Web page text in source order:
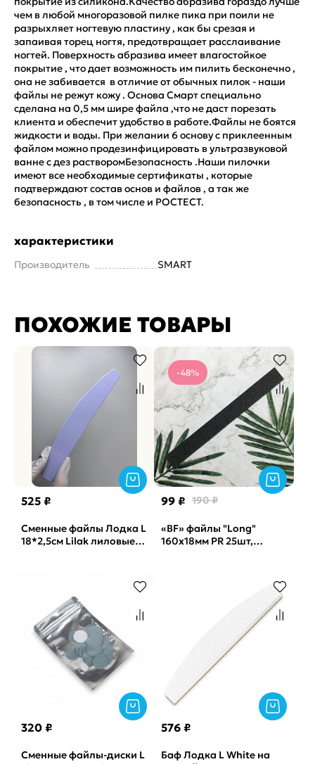
чем в любой многоразовой пилке пика при поили не
разрыхляет ногтевую пластину , как бы срезая и
запаивая торец ногтя, предотвращает расслаивание
ногтей. Поверхность абразива имеет влагостойкое
покрытие , что дает возможность им пилить бесконечно ,
она не забивается в отличие от обычных пилок - наши
файлы не режут кожу . Основа Смарт специально
сделана на 0,5 мм шире файла ,что не даст порезать
клиента и обеспечит удобство в работе.Файлы не боятся
жидкости и воды. При желании 6 основу с приклеенным
файлом можно продезинфицировать в ультразвуковой
ванне с дез растворомБезопасность .Наши пилочки
имеют все необходимые сертификаты , которые
подтверждают состав основ и файлов , а так же
безопасность , в том числе и РОСТЕСТ.
характеристики
Производитель SMART
ПОХОЖИЕ ТОВАРЫ
525 ₽
Сменные файлы Лодка L
18*2,5см Lilak лиловые
-48%
99 ₽ 190 ₽
«BF» файлы "Long"
160x18мм PR 25шт,
320 ₽
Сменные файлы-диски L
576 ₽
Баф Лодка L White на